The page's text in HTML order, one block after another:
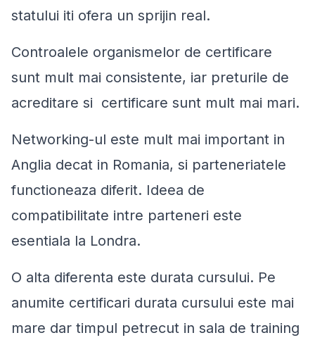
statului iti ofera un sprijin real.
Controalele organismelor de certificare
sunt mult mai consistente, iar preturile de
acreditare si certificare sunt mult mai mari.
Networking-ul este mult mai important in
Anglia decat in Romania, si parteneriatele
functioneaza diferit. Ideea de
compatibilitate intre parteneri este
esentiala la Londra.
O alta diferenta este durata cursului. Pe
anumite certificari durata cursului este mai
mare dar timpul petrecut in sala de training